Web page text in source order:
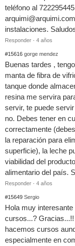
teléfono al
arquimi@arquimi.com
instalaciones.
Responder · 4 años
#15616 gorge mendez
Buenas tardes ,
manta de fibra de
tanque donde
resina me servira
servir, te puede
no. Debes tener en
correctamente
la reparación para
superficie), la leche
viabilidad del
alimentario del país.
Responder · 4 años
#15649 Sergio
Hola muy
cursos...?
hacemos cursos
especialmente en